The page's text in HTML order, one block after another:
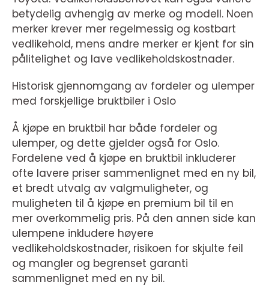
betydelig avhengig av merke og modell. Noen
merker krever mer regelmessig og kostbart
vedlikehold, mens andre merker er kjent for sin
pålitelighet og lave vedlikeholdskostnader.
Historisk gjennomgang av fordeler og ulemper
med forskjellige bruktbiler i Oslo
Å kjøpe en bruktbil har både fordeler og
ulemper, og dette gjelder også for Oslo.
Fordelene ved å kjøpe en bruktbil inkluderer
ofte lavere priser sammenlignet med en ny bil,
et bredt utvalg av valgmuligheter, og
muligheten til å kjøpe en premium bil til en
mer overkommelig pris. På den annen side kan
ulempene inkludere høyere
vedlikeholdskostnader, risikoen for skjulte feil
og mangler og begrenset garanti
sammenlignet med en ny bil.